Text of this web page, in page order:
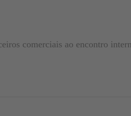
comerciais ao encontro